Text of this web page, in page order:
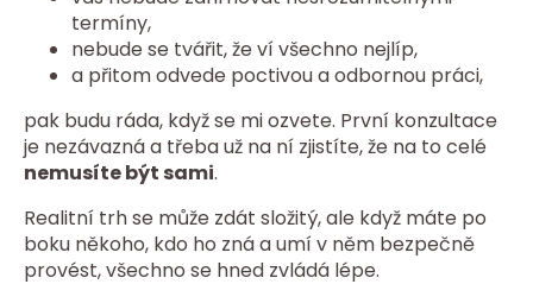
termíny,
nebude se tvářit, že ví všechno nejlíp,
a přitom odvede poctivou a odbornou práci,
pak budu ráda, když se mi ozvete. První konzultace
je nezávazná a třeba už na ní zjistíte, že na to celé
nemusíte být sami.
Realitní trh se může zdát složitý, ale když máte po
boku někoho, kdo ho zná a umí v něm bezpečně
provést, všechno se hned zvládá lépe.